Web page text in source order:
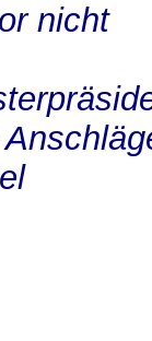
nicht